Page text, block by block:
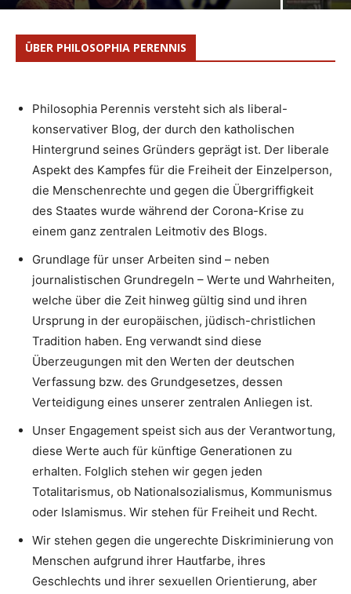
ÜBER PHILOSOPHIA PERENNIS
Philosophia Perennis versteht sich als liberal-
konservativer Blog, der durch den katholischen
Hintergrund seines Gründers geprägt ist. Der liberale
Aspekt des Kampfes für die Freiheit der Einzelperson,
die Menschenrechte und gegen die Übergriffigkeit
des Staates wurde während der Corona-Krise zu
einem ganz zentralen Leitmotiv des Blogs.
Grundlage für unser Arbeiten sind – neben
journalistischen Grundregeln – Werte und Wahrheiten,
welche über die Zeit hinweg gültig sind und ihren
Ursprung in der europäischen, jüdisch-christlichen
Tradition haben. Eng verwandt sind diese
Überzeugungen mit den Werten der deutschen
Verfassung bzw. des Grundgesetzes, dessen
Verteidigung eines unserer zentralen Anliegen ist.
Unser Engagement speist sich aus der Verantwortung,
diese Werte auch für künftige Generationen zu
erhalten. Folglich stehen wir gegen jeden
Totalitarismus, ob Nationalsozialismus, Kommunismus
oder Islamismus. Wir stehen für Freiheit und Recht.
Wir stehen gegen die ungerechte Diskriminierung von
Menschen aufgrund ihrer Hautfarbe, ihres
Geschlechts und ihrer sexuellen Orientierung, aber